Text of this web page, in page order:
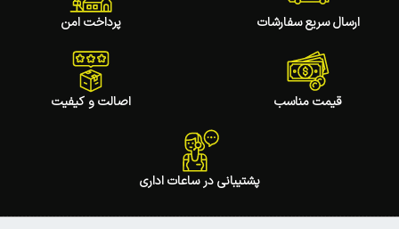
ارسال سریع سفارشات پرداخت امن
قیمت مناسب اصالت و کیفیت
پشتیبانی در ساعات اداری